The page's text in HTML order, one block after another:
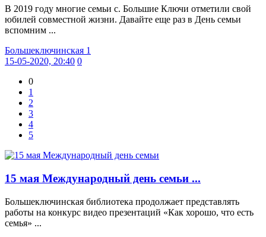
В 2019 году многие семьи с. Большие Ключи отметили свой
юбилей совместной жизни. Давайте еще раз в День семьи
вспомним ...
Большеключинская 1
15-05-2020, 20:40 0
0
1
2
3
4
5
15 мая Международный день семьи ...
Большеключинская библиотека продолжает представлять
работы на конкурс видео презентаций «Как хорошо, что есть
семья» ...